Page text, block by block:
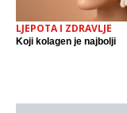
LJEPOTA I ZDRAVLJE
Koji kolagen je najbolji